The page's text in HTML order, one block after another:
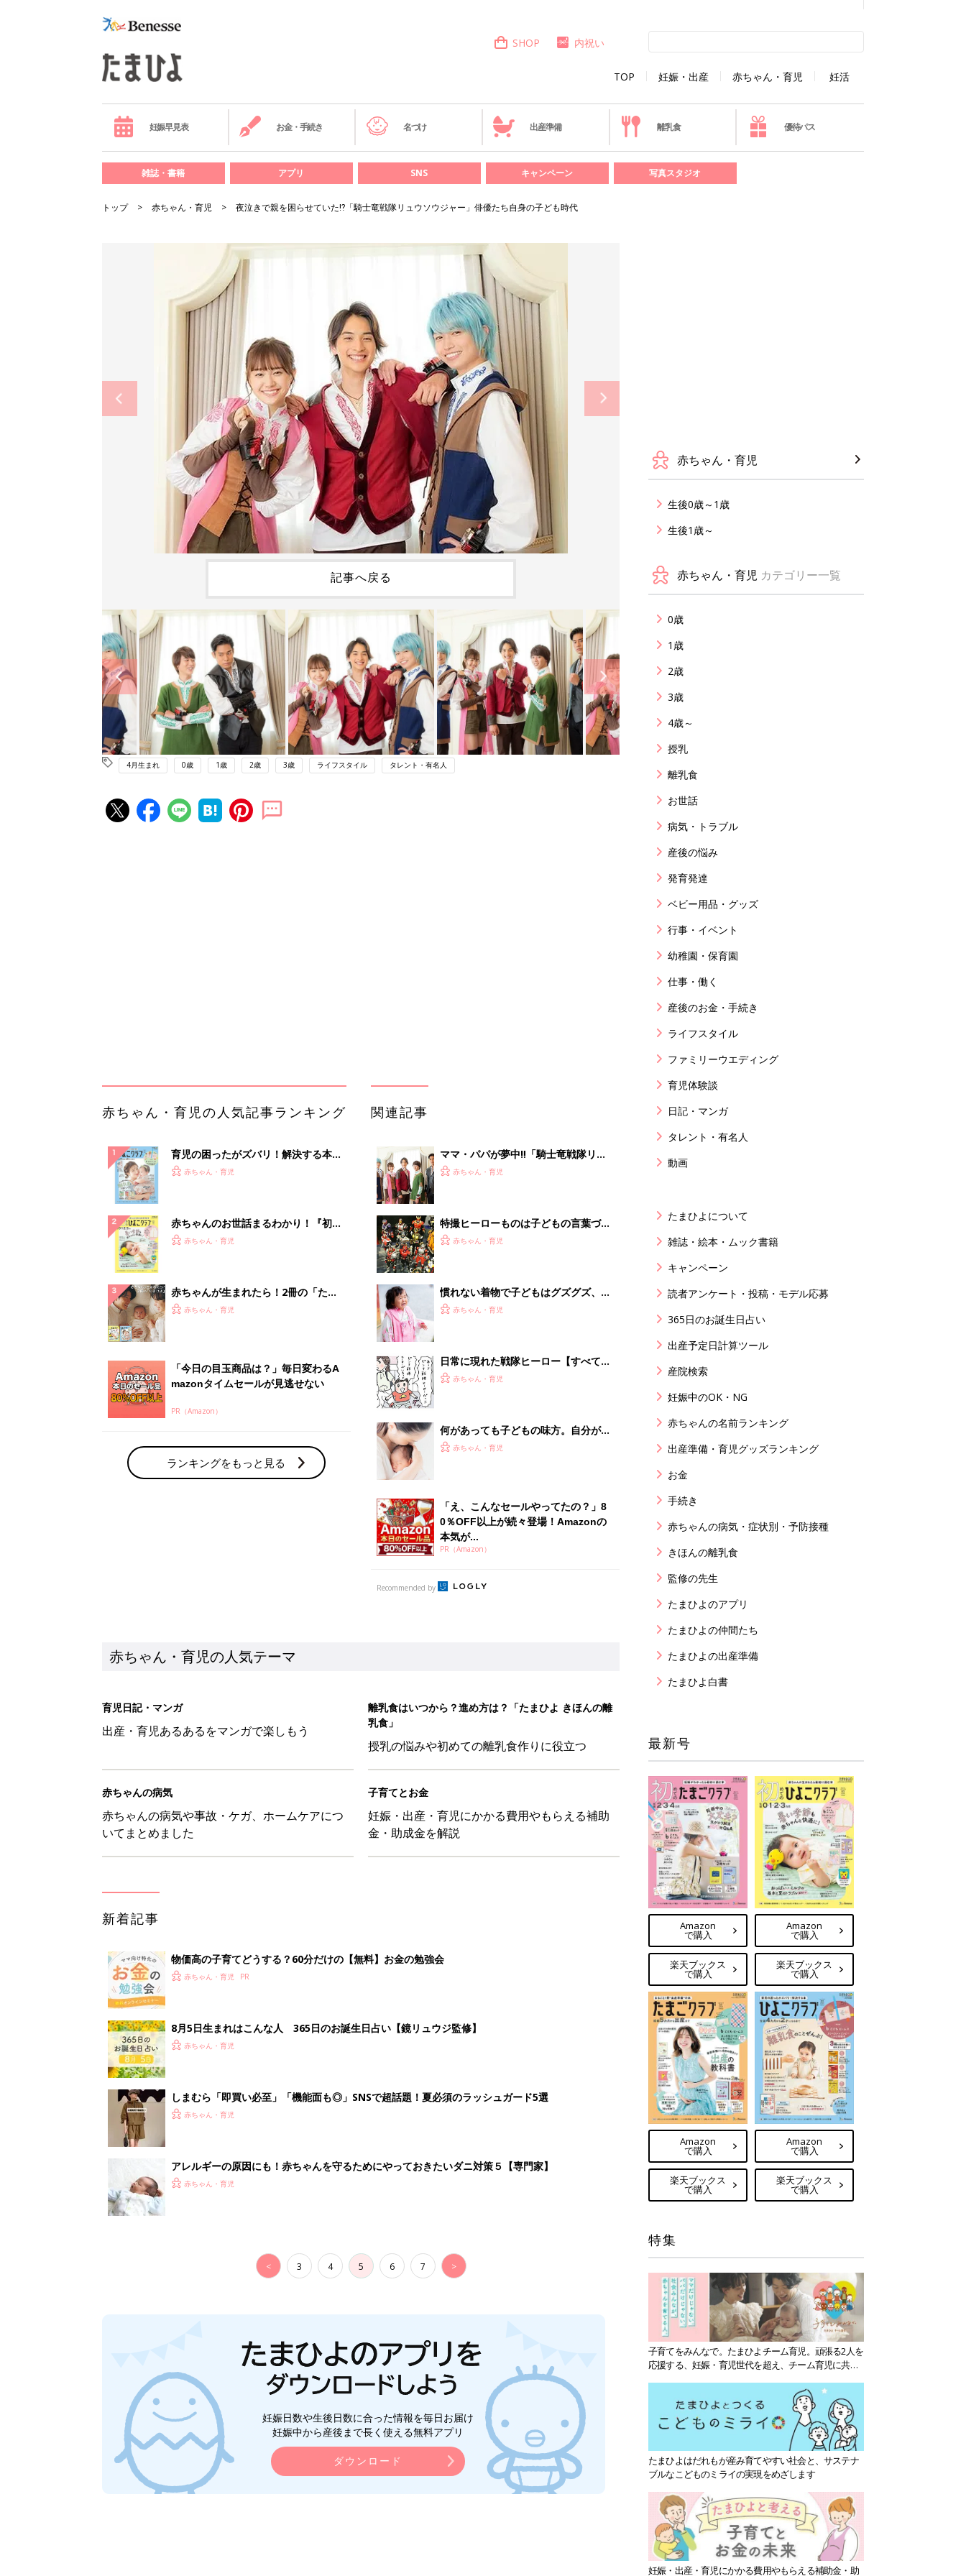
TOP 妊娠・出産 赤ちゃん・育児 妊活
SHOP 内祝い
妊娠早見表 お金・手続き 名づけ 出産準備 離乳食 優待パス
雑誌・書籍 アプリ SNS キャンペーン 写真スタジオ
トップ 赤ちゃん・育児 夜泣きで親を困らせていた⁉「騎士竜戦隊リュウソウジャー」俳優たち自身の子ども時代
記事へ戻る
4月生まれ 0歳 1歳 2歳 3歳 ライフスタイル タレント・有名人
mazonタイムセールが見逃せない
PR（Amazon）
ランキングをもっと見る
0％OFF以上が続々登場！Amazonの
本気が...
PR（Amazon）
赤ちゃん・育児の人気テーマ
育児日記・マンガ
離乳食はいつから？進め方は？「たまひよ きほんの離
授乳の悩みや初めての離乳食作りに役立つ
子育てとお金
妊娠・出産・育児にかかる費用やもらえる補助
金・助成金を解説
物価高の子育てどうする？60分だけの【無料】お金の勉強会
赤ちゃん・育児
8月5日生まれはこんな人 365日のお誕生日占い【鏡リュウジ監修】
赤ちゃん・育児
しまむら「即買い必至」「機能面も◎」SNSで超話題！夏必須のラッシュガード5選
< 3 4 5 6 7 >
赤ちゃん・育児
生後0歳～1歳
生後1歳～
赤ちゃん・育児 カテゴリー一覧
0歳
1歳
2歳
3歳
4歳～
授乳
離乳食
お世話
病気・トラブル
産後の悩み
発育発達
ベビー用品・グッズ
行事・イベント
幼稚園・保育園
仕事・働く
産後のお金・手続き
ライフスタイル
ファミリーウエディング
育児体験談
日記・マンガ
タレント・有名人
動画
たまひよについて
雑誌・絵本・ムック書籍
キャンペーン
読者アンケート・投稿・モデル応募
365日のお誕生日占い
出産予定日計算ツール
産院検索
妊娠中のOK・NG
赤ちゃんの名前ランキング
出産準備・育児グッズランキング
お金
手続き
赤ちゃんの病気・症状別・予防接種
きほんの離乳食
監修の先生
たまひよのアプリ
たまひよの仲間たち
たまひよの出産準備
たまひよ白書
最新号
Amazon
で購入
楽天ブックス
で購入
Amazon
で購入
楽天ブックス
で購入
Amazon
で購入
楽天ブックス
で購入
Amazon
で購入
楽天ブックス
で購入
特集
子育てをみんなで。たまひよチーム育児。頑張る2人を
応援する、妊娠・育児世代を超え、チーム育児に共感
たまひよはだれもが産み育てやすい社会と、サステナ
ブルなこどものミライの実現をめざします
妊娠・出産・育児にかかる費用やもらえる補助金・助